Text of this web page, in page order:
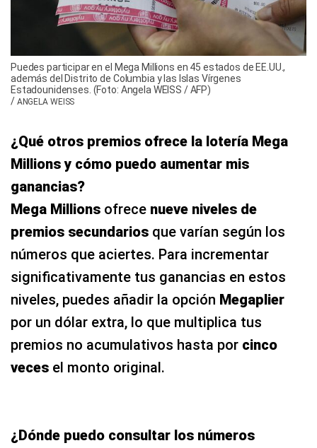
Puedes participar en el Mega Millions en 45 estados de EE.UU.,
además del Distrito de Columbia y las Islas Vírgenes
Estadounidenses. (Foto: Angela WEISS / AFP)
/ ANGELA WEISS
¿Qué otros premios ofrece la lotería Mega
Millions y cómo puedo aumentar mis
ganancias?
Mega Millions ofrece nueve niveles de
premios secundarios que varían según los
números que aciertes. Para incrementar
significativamente tus ganancias en estos
niveles, puedes añadir la opción Megaplier
por un dólar extra, lo que multiplica tus
premios no acumulativos hasta por cinco
veces el monto original.
¿Dónde puedo consultar los números